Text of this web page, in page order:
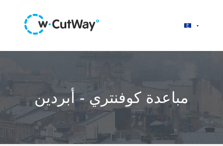
مباعدة كوفنتري - أبردين